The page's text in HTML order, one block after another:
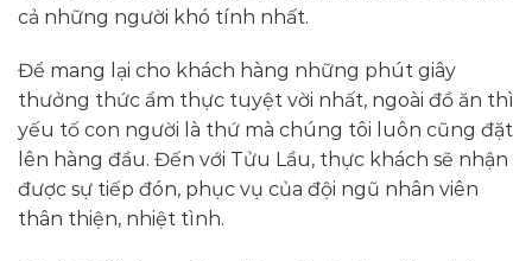
cả những người khó tính nhất.
Để mang lại cho khách hàng những phút giây
thưởng thức ẩm thực tuyệt vời nhất, ngoài đồ ăn thì
yếu tố con người là thứ mà chúng tôi luôn cũng đặt
lên hàng đầu. Đến với Tửu Lầu, thực khách sẽ nhận
được sự tiếp đón, phục vụ của đội ngũ nhân viên
thân thiện, nhiệt tình.